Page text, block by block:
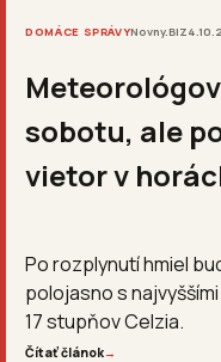
DOMÁCE SPRÁVYNovny.BIZ
sobotu, ale
vietor v
Po rozplynutí hmiel
polojasno s
17 stupňov Celzia.
Čítať článok→